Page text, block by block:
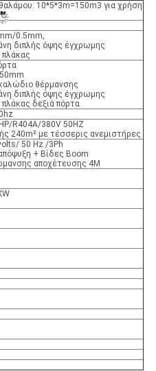
10*5*3m=150m3 για χρήση
℃
0.5mm,
διπλής όψης έγχρωμης
πλάκας
θέρμανσης
διπλής όψης έγχρωμης
δεξιά πόρτα
R404A/380V 50HZ
240m² με τέσσερις ανεμιστήρες
50 Hz /3Ph
+ Βίδες Boom
αποχέτευσης 4M